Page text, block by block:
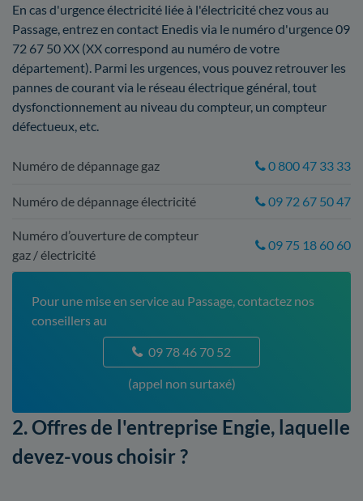
En cas d'urgence électricité liée à l'électricité chez vous au
Passage, entrez en contact Enedis via le numéro d'urgence 09
72 67 50 XX (XX correspond au numéro de votre
département). Parmi les urgences, vous pouvez retrouver les
pannes de courant via le réseau électrique général, tout
dysfonctionnement au niveau du compteur, un compteur
défectueux, etc.
Numéro de dépannage gaz 0 800 47 33 33
Numéro de dépannage électricité 09 72 67 50 47
Numéro d’ouverture de compteur
gaz / électricité
09 75 18 60 60
Pour une mise en service au Passage, contactez nos
conseillers au
09 78 46 70 52
(appel non surtaxé)
2. Offres de l'entreprise Engie, laquelle
devez-vous choisir ?